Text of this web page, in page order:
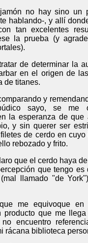
no hay sino un
hablando-, y allí
tan excelentes
la prueba (y
de determinar la
en el origen de
de titanes.
y
sayo, se me
la esperanza de que
y sin querer ser
de cerdo en cuyo
rebozado y frito.
que el cerdo haya
que tengo es
llamado "de
me equivoque
producto que me
encuentro
rácana biblioteca